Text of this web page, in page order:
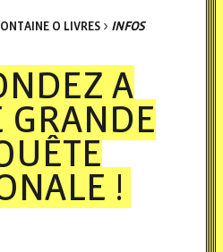
O LIVRES > INFOS
A
GRANDE
!